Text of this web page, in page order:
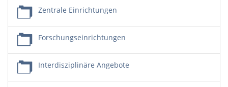
Zentrale Einrichtungen
Forschungseinrichtungen
Interdisziplinäre Angebote